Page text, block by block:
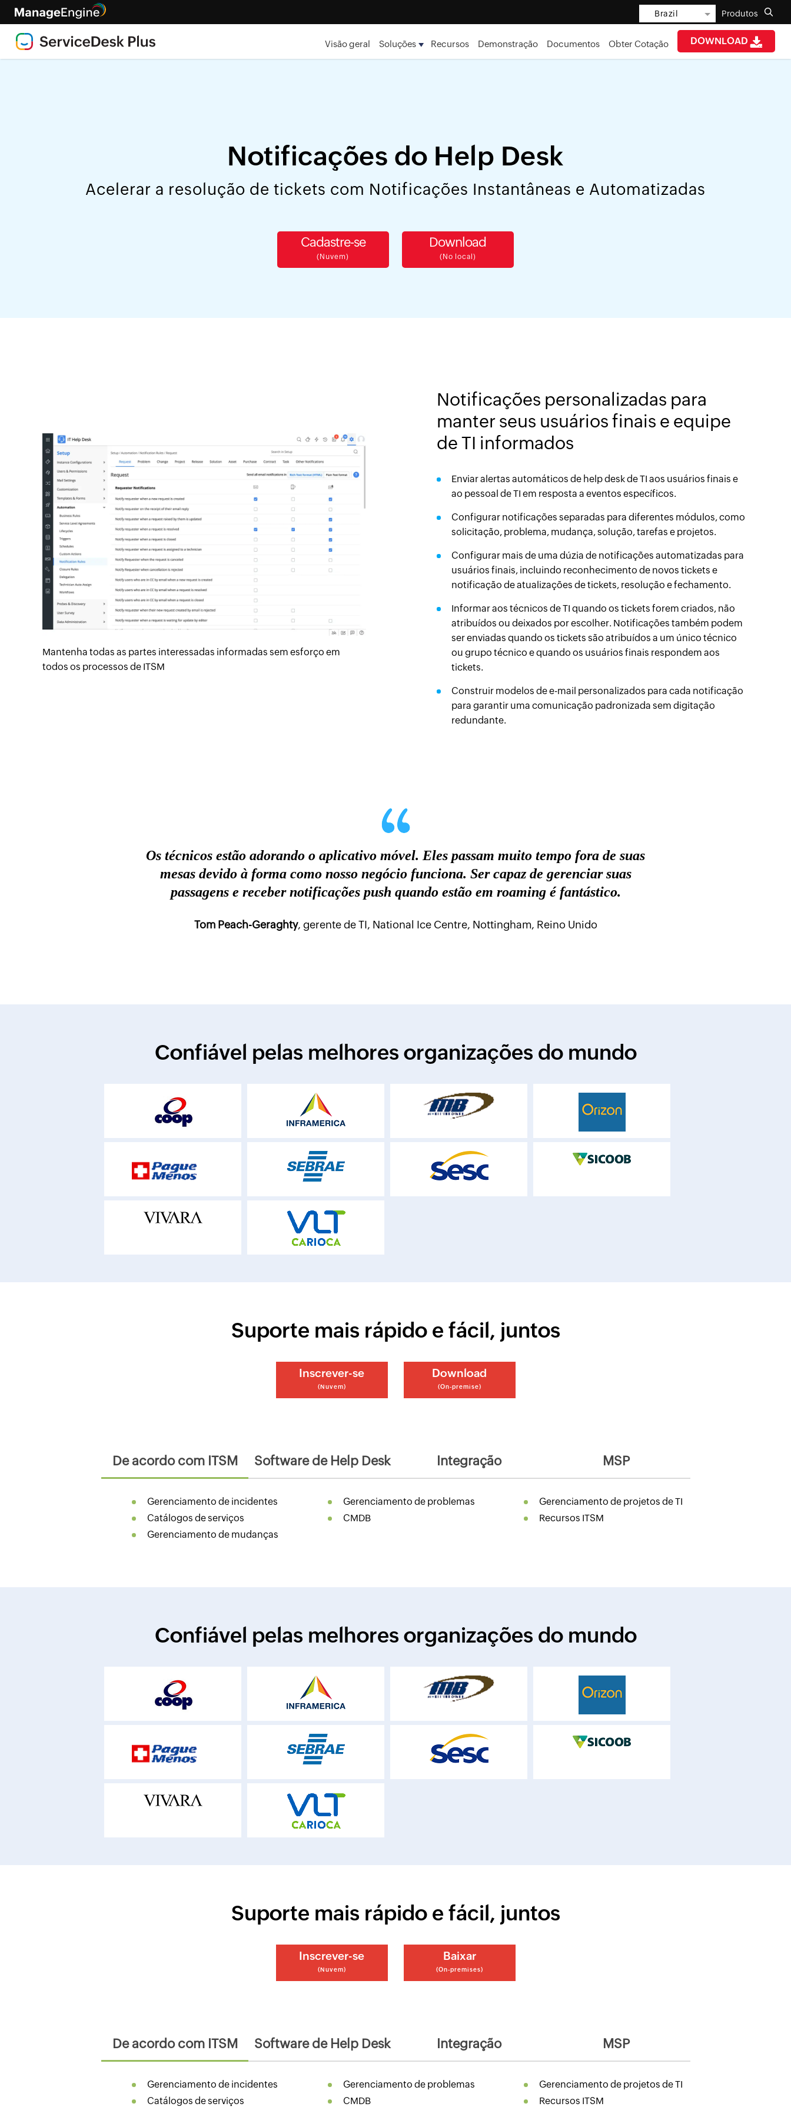
Brazil Produtos
DOWNLOAD
Visão geral Soluções Recursos Demonstração Documentos Obter Cotação
Notificações do Help Desk
Acelerar a resolução de tickets com Notificações Instantâneas e Automatizadas
Cadastre-se
(Nuvem)
Download
(No local)
Mantenha todas as partes interessadas informadas sem esforço em
todos os processos de ITSM
Notificações personalizadas para
manter seus usuários finais e equipe
de TI informados
Enviar alertas automáticos de help desk de TI aos usuários finais e
ao pessoal de TI em resposta a eventos específicos.
Configurar notificações separadas para diferentes módulos, como
solicitação, problema, mudança, solução, tarefas e projetos.
Configurar mais de uma dúzia de notificações automatizadas para
usuários finais, incluindo reconhecimento de novos tickets e
notificação de atualizações de tickets, resolução e fechamento.
Informar aos técnicos de TI quando os tickets forem criados, não
atribuídos ou deixados por escolher. Notificações também podem
ser enviadas quando os tickets são atribuídos a um único técnico
ou grupo técnico e quando os usuários finais respondem aos
tickets.
Construir modelos de e-mail personalizados para cada notificação
para garantir uma comunicação padronizada sem digitação
redundante.
Os técnicos estão adorando o aplicativo móvel. Eles passam muito tempo fora de suas
mesas devido à forma como nosso negócio funciona. Ser capaz de gerenciar suas
passagens e receber notificações push quando estão em roaming é fantástico.
Tom Peach-Geraghty, gerente de TI, National Ice Centre, Nottingham, Reino Unido
Confiável pelas melhores organizações do mundo
Suporte mais rápido e fácil, juntos
Inscrever-se
(Nuvem)
Download
(On-premise)
De acordo com ITSM Software de Help Desk Integração MSP
Gerenciamento de incidentes
Catálogos de serviços
Gerenciamento de mudanças
Gerenciamento de problemas
CMDB
Gerenciamento de projetos de TI
Recursos ITSM
Confiável pelas melhores organizações do mundo
Suporte mais rápido e fácil, juntos
Inscrever-se
(Nuvem)
Baixar
(On-premises)
De acordo com ITSM Software de Help Desk Integração MSP
Gerenciamento de incidentes
Catálogos de serviços
Gerenciamento de problemas
CMDB
Gerenciamento de projetos de TI
Recursos ITSM